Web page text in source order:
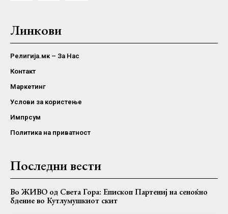
Линкови
Религија.мк – За Нас
Контакт
Маркетинг
Услови за користење
Импрсум
Политика на приватност
Последни вести
Во ЖИВО од Света Гора: Епископ Партениј на сеноќно
бдение во Кутлумушкиот скит